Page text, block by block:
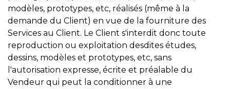
modèles, prototypes, etc, réalisés (même à la
demande du Client) en vue de la fourniture des
Services au Client. Le Client s'interdit donc toute
reproduction ou exploitation desdites études,
dessins, modèles et prototypes, etc, sans
l'autorisation expresse, écrite et préalable du
Vendeur qui peut la conditionner à une